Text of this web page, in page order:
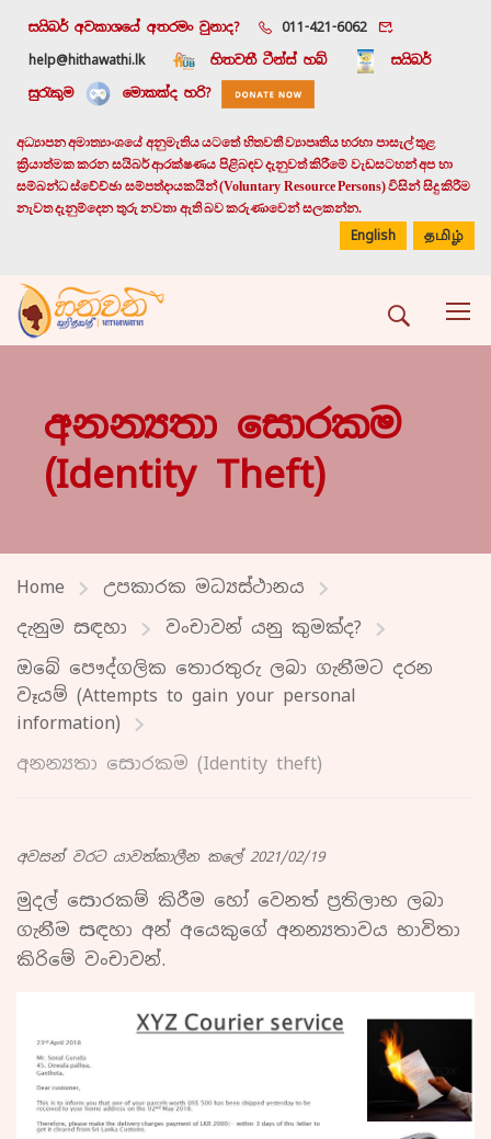
සයිබර් අවකාශයේ අතරමං වුනාද?
011-421-6062
help@hithawathi.lk
හිතවතී ටීන්ස් හබ්
සයිබර්
සුරැකුම
මොකක්ද හරි?
අධ්‍යාපන අමාත්‍යාංශයේ අනුමැතිය යටතේ හිතවතී ව්‍යාපෘතිය හරහා පාසැල් තුළ
ක්‍රියාත්මක කරන සයිබර් ආරක්ෂණය පිළිබඳව දැනුවත් කිරීමේ වැඩසටහන් අප හා
සම්බන්ධ ස්වේච්ඡා සම්පත්දායකයින් (Voluntary Resource Persons) විසින් සිදු කිරීම
නැවත දැනුම්දෙන තුරු නවතා ඇති බව කරුණාවෙන් සලකන්න.
English தமிழ்
අනන්‍යතා සොරකම
(Identity Theft)
Home
උපකාරක මධ්‍යස්ථානය
දැනුම සඳහා
වංචාවන් යනු කුමක්ද?
ඔබේ පෞද්ගලික තොරතුරු ලබා ගැනීමට දරන
වෑයම් (Attempts to gain your personal
information)
අනන්‍යතා සොරකම (Identity theft)
අවසන් වරට යාවත්කාලීන කලේ 2021/02/19
මුදල් සොරකම් කිරීම හෝ වෙනත් ප්‍රතිලාභ ලබා
ගැනීම සඳහා අන් අයෙකුගේ අනන්‍යතාවය භාවිතා
කිරිමේ වංචාවන්.